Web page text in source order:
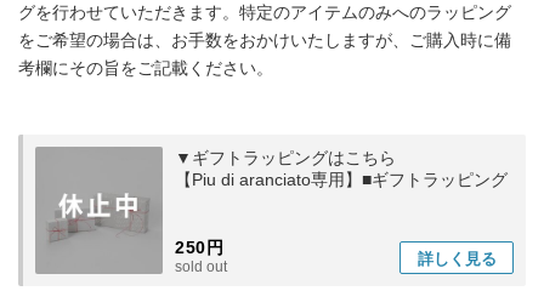
グを行わせていただきます。特定のアイテムのみへのラッピング
をご希望の場合は、お手数をおかけいたしますが、ご購入時に備
考欄にその旨をご記載ください。
▼ギフトラッピングはこちら
【Piu di aranciato専用】■ギフトラッピング
250円
sold out 詳しく 見る